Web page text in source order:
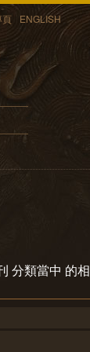
頁 ENGLISH
分類當中 的相